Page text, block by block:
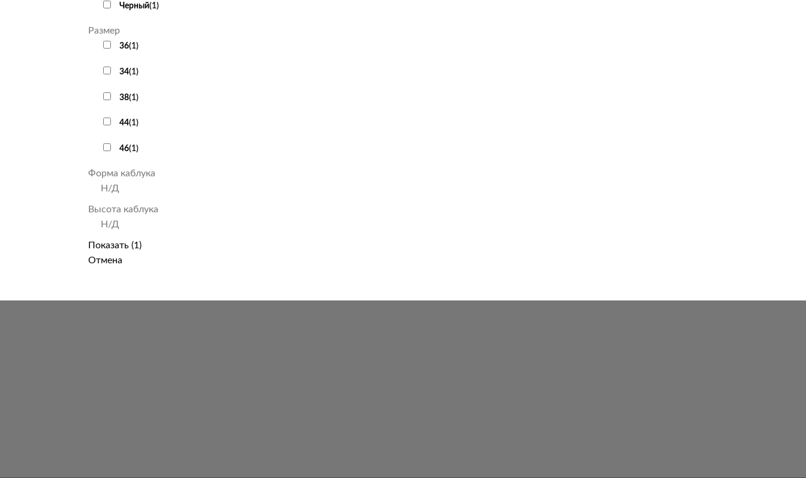
Черный(1)
Размер
36(1)
34(1)
38(1)
44(1)
46(1)
Форма каблука
Н/Д
Высота каблука
Н/Д
Показать (1)
Отмена